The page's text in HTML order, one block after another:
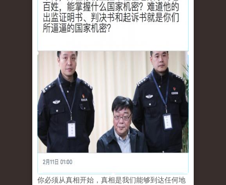
你必须从真相开始，真相是我们能够到达任何地